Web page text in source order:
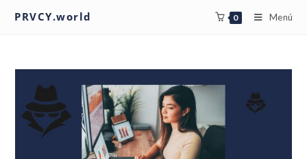
PRVCY.world 0 Menú